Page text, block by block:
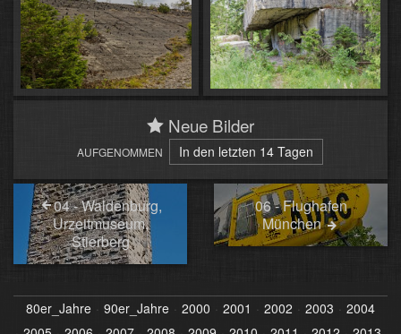
Neue Bilder
AUFGENOMMEN In den letzten 14 Tagen
04 - Waldenburg,
Urzeitmuseum,
Stierberg
06 - Flughafen
München
80er_Jahre 90er_Jahre 2000 2001 2002 2003
2004